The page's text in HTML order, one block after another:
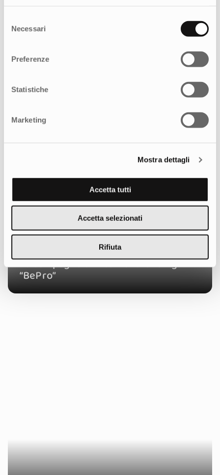
delNecessari
Preferenze
Statistiche
Marketing
Mostra dettagli
Accetta tutti
Accetta selezionati
Rifiuta
La campagna di Employer Branding
La campagna di internal branding
“BePro”